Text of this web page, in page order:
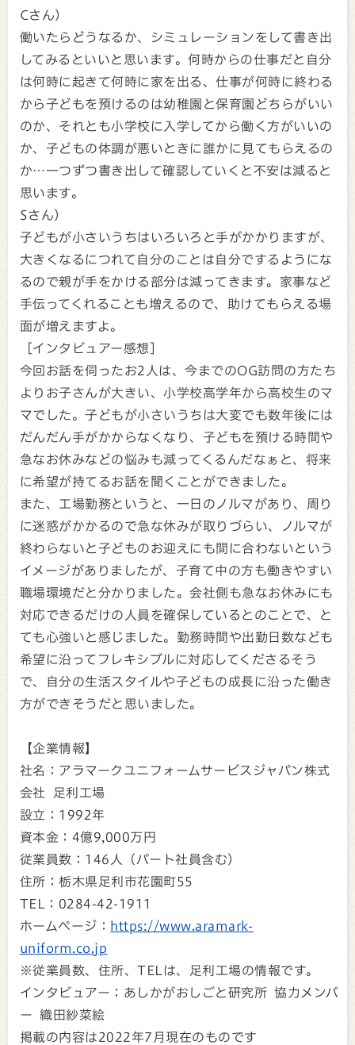
Cさん）
働いたらどうなるか、シミュレーションをして書き出
してみるといいと思います。何時からの仕事だと自分
は何時に起きて何時に家を出る、仕事が何時に終わる
から子どもを預けるのは幼稚園と保育園どちらがいい
のか、それとも小学校に入学してから働く方がいいの
か、子どもの体調が悪いときに誰かに見てもらえるの
か…一つずつ書き出して確認していくと不安は減ると
思います。
Sさん）
子どもが小さいうちはいろいろと手がかかりますが、
大きくなるにつれて自分のことは自分でするようにな
るので親が手をかける部分は減ってきます。家事など
手伝ってくれることも増えるので、助けてもらえる場
面が増えますよ。
［インタビュアー感想］
今回お話を伺ったお2人は、今までのOG訪問の方たち
よりお子さんが大きい、小学校高学年から高校生のマ
マでした。子どもが小さいうちは大変でも数年後には
だんだん手がかからなくなり、子どもを預ける時間や
急なお休みなどの悩みも減ってくるんだなぁと、将来
に希望が持てるお話を聞くことができました。
また、工場勤務というと、一日のノルマがあり、周り
に迷惑がかかるので急な休みが取りづらい、ノルマが
終わらないと子どものお迎えにも間に合わないという
イメージがありましたが、子育て中の方も働きやすい
職場環境だと分かりました。会社側も急なお休みにも
対応できるだけの人員を確保しているとのことで、と
ても心強いと感じました。勤務時間や出勤日数なども
希望に沿ってフレキシブルに対応してくださるそう
で、自分の生活スタイルや子どもの成長に沿った働き
方ができそうだと思いました。
【企業情報】
社名：アラマークユニフォームサービスジャパン株式
会社 足利工場
設立：1992年
資本金：4億9,000万円
従業員数：146人（パート社員含む）
住所：栃木県足利市花園町55
TEL：0284-42-1911
ホームページ： https://www.aramark-
uniform.co.jp
※従業員数、住所、TELは、足利工場の情報です。
インタビュアー：あしかがおしごと研究所 協力メンバ
ー 織田紗菜絵
掲載の内容は2022年7月現在のものです